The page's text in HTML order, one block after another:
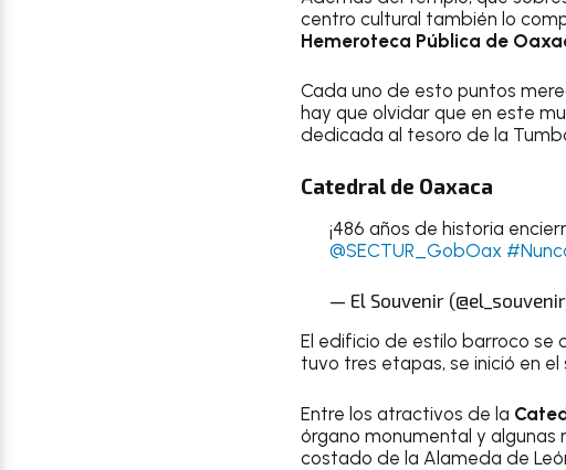
centro cultural también lo
Hemeroteca Pública de
Cada uno de esto puntos
hay que olvidar que en este
dedicada al tesoro de la
Catedral de Oaxaca
¡486 años de historia
@SECTUR_GobOax
— El Souvenir
El edificio de estilo barroco se
tuvo tres etapas, se inició en el
Entre los atractivos de la
órgano monumental y algunas
costado de la Alameda de